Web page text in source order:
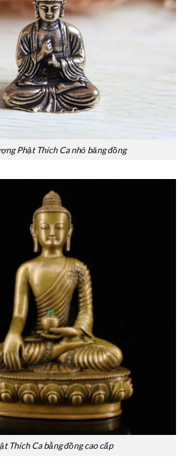
Phật Thích Ca nhỏ băng đồng
Thích Ca bằng đồng cao cấp